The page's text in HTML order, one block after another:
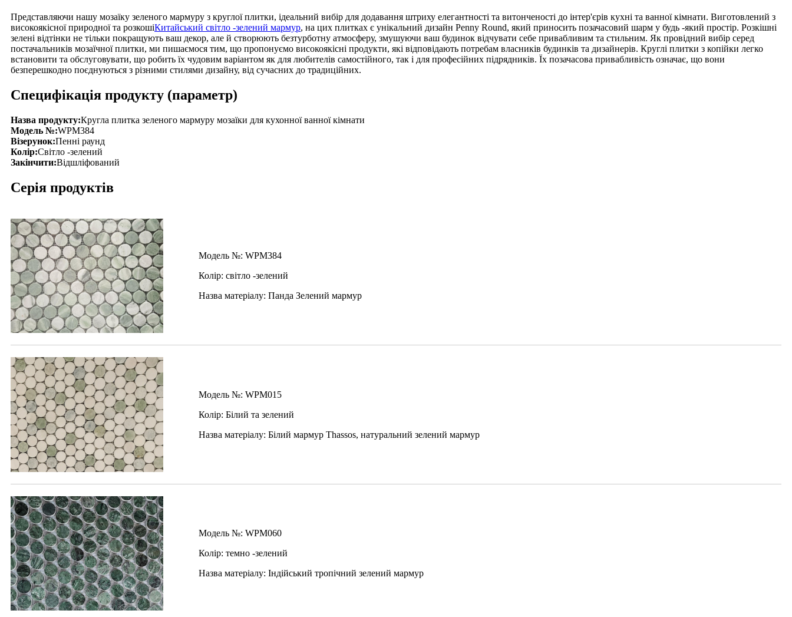
Представляючи нашу мозаїку зеленого мармуру з круглої плитки, ідеальний вибір для додавання штриху елегантності та витонченості до інтер'єрів кухні та ванної кімнати. Виготовлений з
високоякісної природної та розкошіКитайський світло -зелений мармур, на цих плитках є унікальний дизайн Penny Round, який приносить позачасовий шарм у будь -який простір. Розкішні
зелені відтінки не тільки покращують ваш декор, але й створюють безтурботну атмосферу, змушуючи ваш будинок відчувати себе привабливим та стильним. Як провідний вибір серед
постачальників мозаїчної плитки, ми пишаємося тим, що пропонуємо високоякісні продукти, які відповідають потребам власників будинків та дизайнерів. Круглі плитки з копійки легко
встановити та обслуговувати, що робить їх чудовим варіантом як для любителів самостійного, так і для професійних підрядників. Їх позачасова привабливість означає, що вони
безперешкодно поєднуються з різними стилями дизайну, від сучасних до традиційних.
Специфікація продукту (параметр)
Назва продукту:Кругла плитка зеленого мармуру мозаїки для кухонної ванної кімнати
Модель №:WPM384
Візерунок:Пенні раунд
Колір:Світло -зелений
Закінчити:Відшліфований
Серія продуктів
Модель №: WPM384
Колір: світло -зелений
Назва матеріалу: Панда Зелений мармур
Модель №: WPM015
Колір: Білий та зелений
Назва матеріалу: Білий мармур Thassos, натуральний зелений мармур
Модель №: WPM060
Колір: темно -зелений
Назва матеріалу: Індійський тропічний зелений мармур